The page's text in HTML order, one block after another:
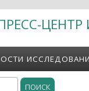
ЦЕНТР